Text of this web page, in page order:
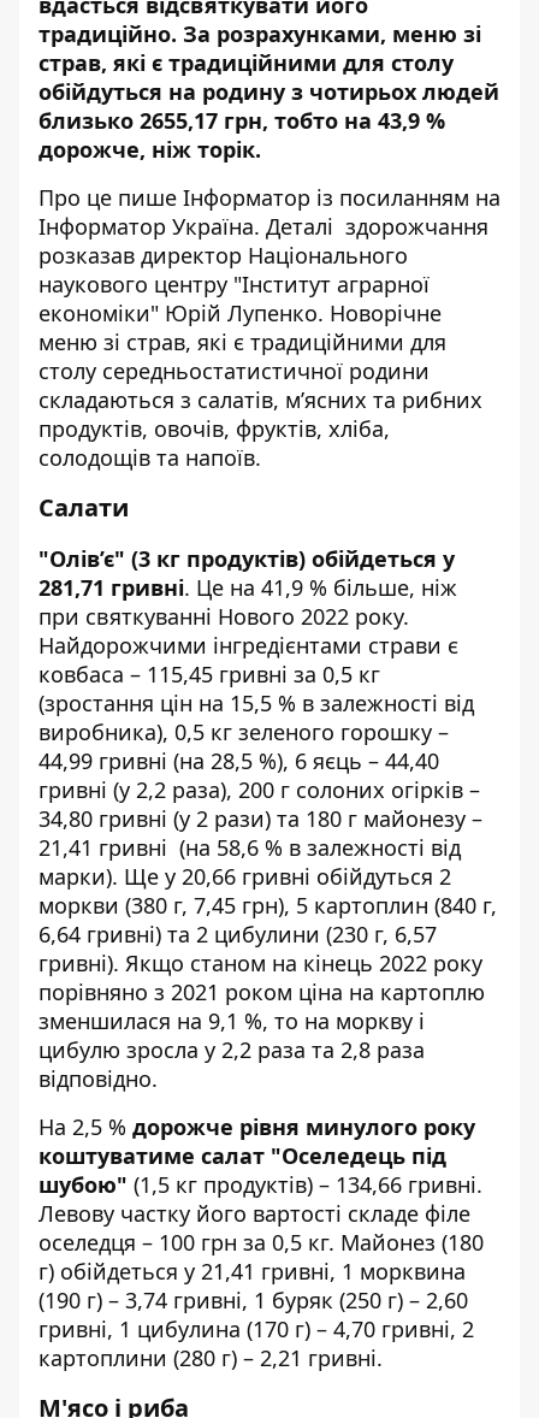
традиційно. За розрахунками, меню зі
страв, які є традиційними для столу
обійдуться на родину з чотирьох людей
близько 2655,17 грн, тобто на 43,9 %
дорожче, ніж торік.
Про це пише Інформатор із посиланням на
Інформатор Україна. Деталі здорожчання
розказав директор Національного
наукового центру "Інститут аграрної
економіки" Юрій Лупенко. Новорічне
меню зі страв, які є традиційними для
столу середньостатистичної родини
складаються з салатів, м’ясних та рибних
продуктів, овочів, фруктів, хліба,
солодощів та напоїв.
Салати
"Олів’є" (3 кг продуктів) обійдеться у
281,71 гривні. Це на 41,9 % більше, ніж
при святкуванні Нового 2022 року.
Найдорожчими інгредієнтами страви є
ковбаса – 115,45 гривні за 0,5 кг
(зростання цін на 15,5 % в залежності від
виробника), 0,5 кг зеленого горошку –
44,99 гривні (на 28,5 %), 6 яєць – 44,40
гривні (у 2,2 раза), 200 г солоних огірків –
34,80 гривні (у 2 рази) та 180 г майонезу –
21,41 гривні (на 58,6 % в залежності від
марки). Ще у 20,66 гривні обійдуться 2
моркви (380 г, 7,45 грн), 5 картоплин (840 г,
6,64 гривні) та 2 цибулини (230 г, 6,57
гривні). Якщо станом на кінець 2022 року
порівняно з 2021 роком ціна на картоплю
зменшилася на 9,1 %, то на моркву і
цибулю зросла у 2,2 раза та 2,8 раза
відповідно.
На 2,5 % дорожче рівня минулого року
коштуватиме салат "Оселедець під
шубою" (1,5 кг продуктів) – 134,66 гривні.
Левову частку його вартості складе філе
оселедця – 100 грн за 0,5 кг. Майонез (180
г) обійдеться у 21,41 гривні, 1 морквина
(190 г) – 3,74 гривні, 1 буряк (250 г) – 2,60
гривні, 1 цибулина (170 г) – 4,70 гривні, 2
картоплини (280 г) – 2,21 гривні.
М'ясо і риба